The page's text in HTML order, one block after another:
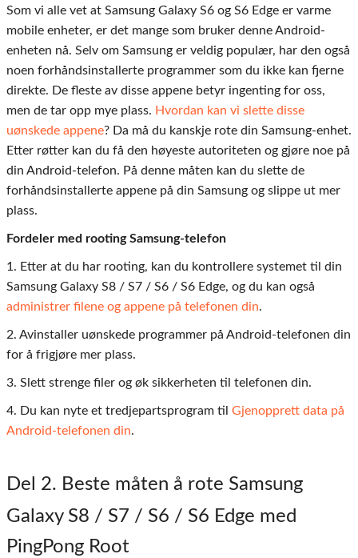
Som vi alle vet at Samsung Galaxy S6 og S6 Edge er varme
mobile enheter, er det mange som bruker denne Android-
enheten nå. Selv om Samsung er veldig populær, har den også
noen forhåndsinstallerte programmer som du ikke kan fjerne
direkte. De fleste av disse appene betyr ingenting for oss,
men de tar opp mye plass. Hvordan kan vi slette disse
uønskede appene? Da må du kanskje rote din Samsung-enhet.
Etter røtter kan du få den høyeste autoriteten og gjøre noe på
din Android-telefon. På denne måten kan du slette de
forhåndsinstallerte appene på din Samsung og slippe ut mer
plass.
Fordeler med rooting Samsung-telefon
1. Etter at du har rooting, kan du kontrollere systemet til din
Samsung Galaxy S8 / S7 / S6 / S6 Edge, og du kan også
administrer filene og appene på telefonen din.
2. Avinstaller uønskede programmer på Android-telefonen din
for å frigjøre mer plass.
3. Slett strenge filer og øk sikkerheten til telefonen din.
4. Du kan nyte et tredjepartsprogram til Gjenopprett data på
Android-telefonen din.
Del 2. Beste måten å rote Samsung
Galaxy S8 / S7 / S6 / S6 Edge med
PingPong Root